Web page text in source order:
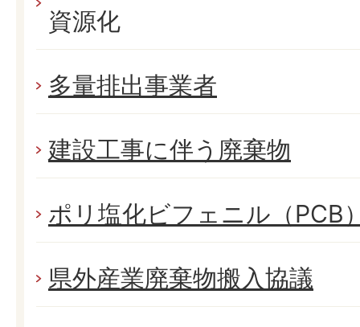
資源化
多量排出事業者
建設工事に伴う廃棄物
ポリ塩化ビフェニル（PCB
県外産業廃棄物搬入協議